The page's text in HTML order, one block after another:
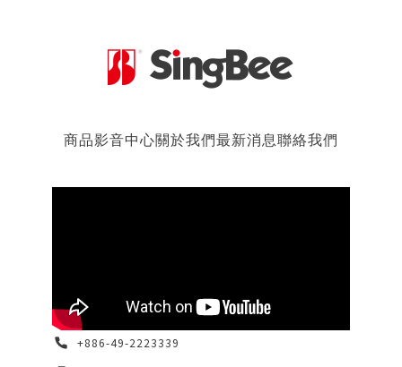
商品影音中心關於我們最新消息聯絡我們
+886-49-2223339